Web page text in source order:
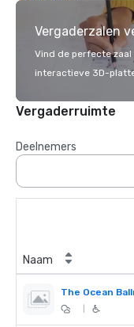
Vergaderzalen
Vind de perfecte
interactieve 3D-
Vergaderruimte
Deelnemers
Naam